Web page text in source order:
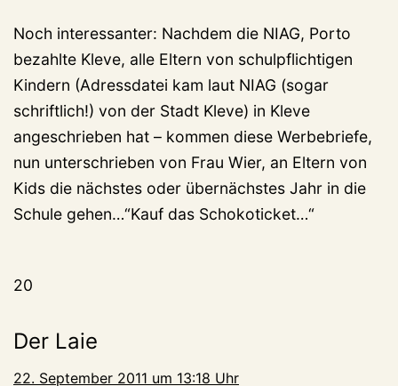
Noch interessanter: Nachdem die NIAG, Porto
bezahlte Kleve, alle Eltern von schulpflichtigen
Kindern (Adressdatei kam laut NIAG (sogar
schriftlich!) von der Stadt Kleve) in Kleve
angeschrieben hat – kommen diese Werbebriefe,
nun unterschrieben von Frau Wier, an Eltern von
Kids die nächstes oder übernächstes Jahr in die
Schule gehen…“Kauf das Schokoticket…“
20
Der Laie
22. September 2011 um 13:18 Uhr